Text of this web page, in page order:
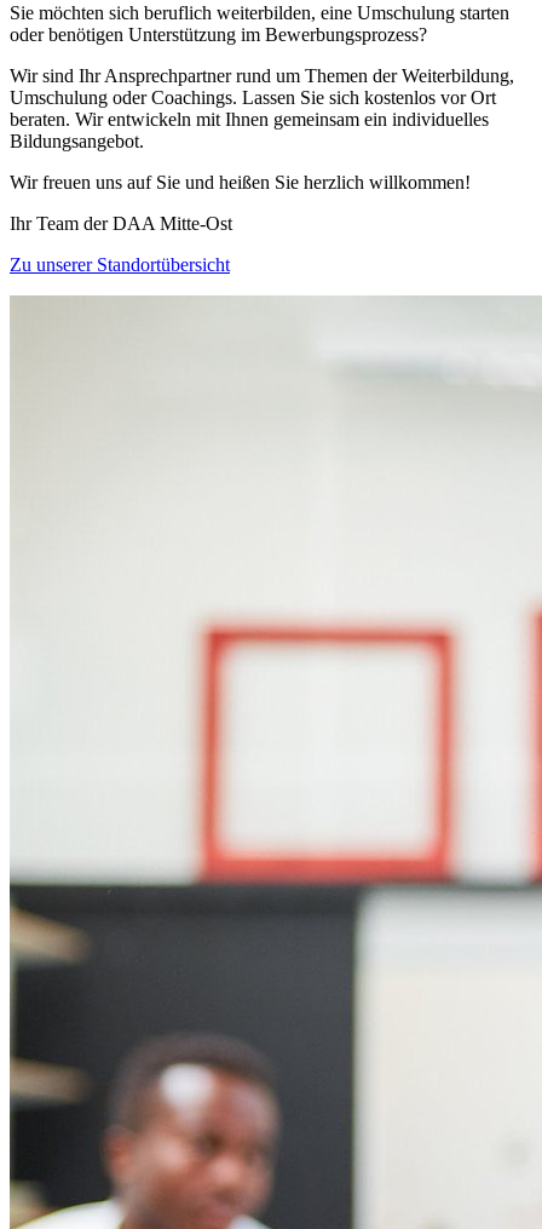
Sie möchten sich beruflich weiterbilden, eine Umschulung starten
oder benötigen Unterstützung im Bewerbungsprozess?
Wir sind Ihr Ansprechpartner rund um Themen der Weiterbildung,
Umschulung oder Coachings. Lassen Sie sich kostenlos vor Ort
beraten. Wir entwickeln mit Ihnen gemeinsam ein individuelles
Bildungsangebot.
Wir freuen uns auf Sie und heißen Sie herzlich willkommen!
Ihr Team der DAA Mitte-Ost
Zu unserer Standortübersicht